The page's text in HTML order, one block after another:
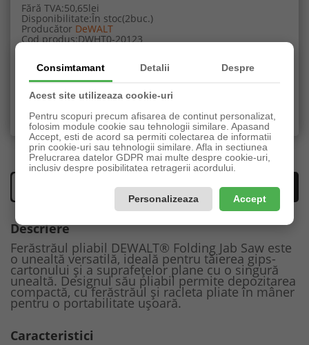
Fără TVA:50,65lei
Disponibilitate:În stoc(2buc.)
Producător DeWALT
Cod produs:DWHT0-20123
Adaugă în Coş
Adaugă in Wishlist Compară produsul
Opinii (0)
Descriere
Ferăstrăul pliabil DEWALT® Folding Jab Saw este
o unealtă versatilă, ideală pentru tăierea gips-
cartonului și a suprafețelor plane cu o singură
unealtă. Designul său pliabil permite depozitarea
compactă, cu ferăstrăul și racleta pliate în mâner
pentru o portabilitate ușoară.
Caracteristici
Consimtamant Detalii Despre
Acest site utilizeaza cookie-uri
Pentru scopuri precum afisarea de continut personalizat,
folosim module cookie sau tehnologii similare. Apasand
Accept, esti de acord sa permiti colectarea de informatii
prin cookie-uri sau tehnologii similare. Afla in sectiunea
Prelucrarea datelor GDPR mai multe despre cookie-uri,
inclusiv despre posibilitatea retragerii acordului.
Personalizeaza Accept